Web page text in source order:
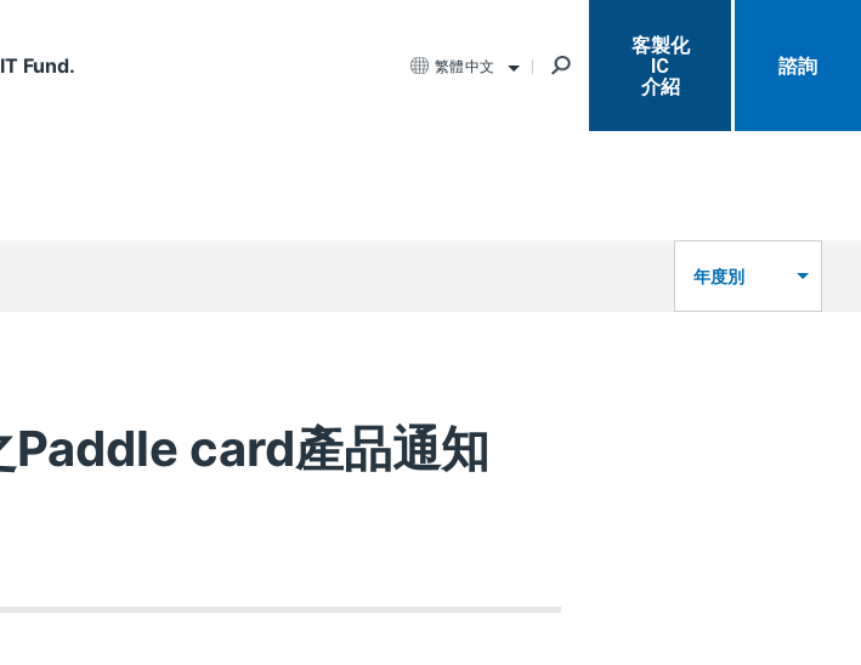
IT Fund. 繁體中文
客製化
IC
介紹
諮詢
年度別
card產品通知